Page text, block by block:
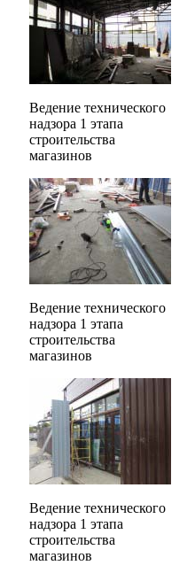
Ведение технического
надзора 1 этапа
строительства
магазинов
Ведение технического
надзора 1 этапа
строительства
магазинов
Ведение технического
надзора 1 этапа
строительства
магазинов